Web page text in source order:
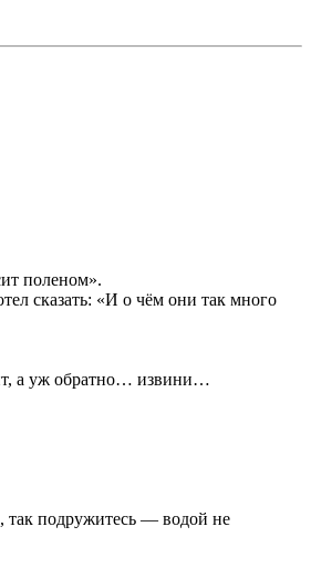
поленом».
сказать: «И о чём они так много
а уж обратно… извини…
так подружитесь — водой не